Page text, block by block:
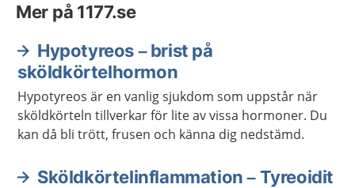
Mer på 1177.se
Hypotyreos – brist på
sköldkörtelhormon
Hypotyreos är en vanlig sjukdom som uppstår när
sköldkörteln tillverkar för lite av vissa hormoner. Du
kan då bli trött, frusen och känna dig nedstämd.
Sköldkörtelinflammation – Tyreoidit